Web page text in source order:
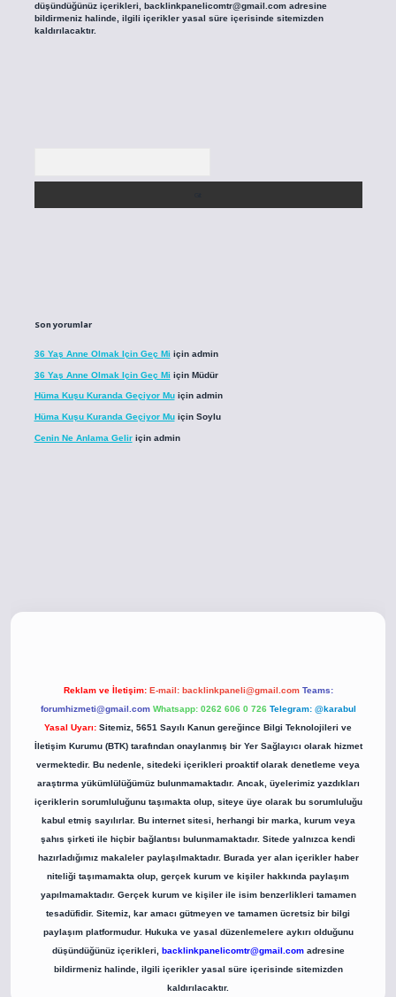
düşündüğünüz içerikleri, backlinkpanelicomtr@gmail.comadresine
bildirmeniz halinde, ilgili içerikler yasal süre içerisinde sitemizden
kaldırılacaktır.
Son yorumlar
36 Yaş Anne Olmak Için Geç Mi için admin
36 Yaş Anne Olmak Için Geç Mi için Müdür
Hüma Kuşu Kuranda Geçiyor Muiçin admin
Hüma Kuşu Kuranda Geçiyor Muiçin Soylu
Cenin Ne Anlama Geliriçin admin
Reklam ve İletişim: E-mail: backlinkpaneli@gmail.com Teams:
forumhizmeti@gmail.com Whatsapp: 0262 606 0 726 Telegram: @karabul
Yasal Uyarı: Sitemiz, 5651 Sayılı Kanun gereğince Bilgi Teknolojileri ve
İletişim Kurumu (BTK) tarafından onaylanmış bir Yer Sağlayıcı olarak hizmet
vermektedir. Bu nedenle, sitedeki içerikleri proaktif olarak denetleme veya
araştırma yükümlülüğümüz bulunmamaktadır. Ancak, üyelerimiz yazdıkları
içeriklerin sorumluluğunu taşımakta olup, siteye üye olarak bu sorumluluğu
kabul etmiş sayılırlar. Bu internet sitesi, herhangi bir marka, kurum veya
şahıs şirketi ile hiçbir bağlantısı bulunmamaktadır. Sitede yalnızca kendi
hazırladığımız makaleler paylaşılmaktadır. Burada yer alan içerikler haber
niteliği taşımamakta olup, gerçek kurum ve kişiler hakkında paylaşım
yapılmamaktadır. Gerçek kurum ve kişiler ile isim benzerlikleri tamamen
tesadüfidir. Sitemiz, kar amacı gütmeyen ve tamamen ücretsiz bir bilgi
paylaşım platformudur. Hukuka ve yasal düzenlemelere aykırı olduğunu
düşündüğünüz içerikleri, backlinkpanelicomtr@gmail.comadresine
bildirmeniz halinde, ilgili içerikler yasal süre içerisinde sitemizden
kaldırılacaktır.